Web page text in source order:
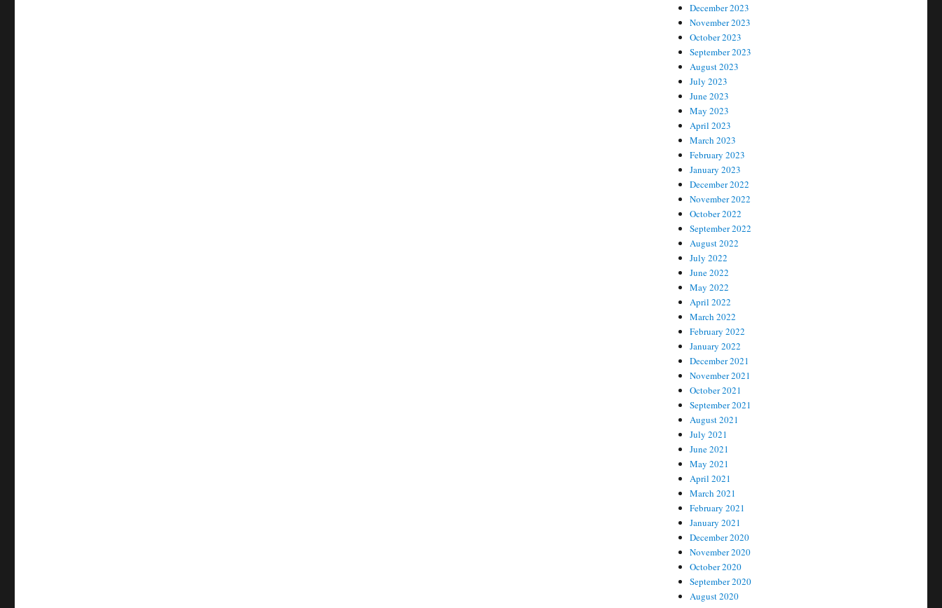
December 2023
November 2023
October 2023
September 2023
August 2023
July 2023
June 2023
May 2023
April 2023
March 2023
February 2023
January 2023
December 2022
November 2022
October 2022
September 2022
August 2022
July 2022
June 2022
May 2022
April 2022
March 2022
February 2022
January 2022
December 2021
November 2021
October 2021
September 2021
August 2021
July 2021
June 2021
May 2021
April 2021
March 2021
February 2021
January 2021
December 2020
November 2020
October 2020
September 2020
August 2020